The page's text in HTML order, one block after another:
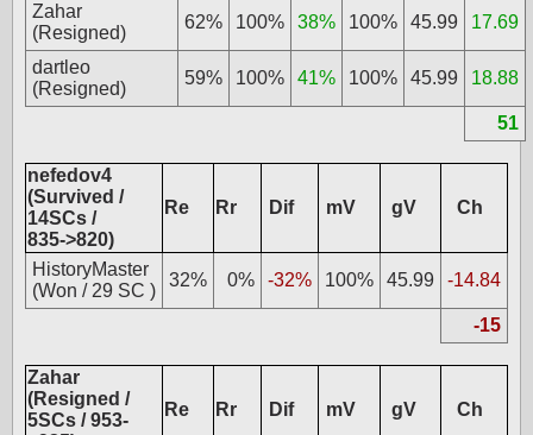
Zahar
(Resigned)
62% 100% 38% 100% 45.99 17.69
dartleo
(Resigned)
59% 100% 41% 100% 45.99 18.88
51
nefedov4
(Survived /
14SCs /
835->820)
Re Rr Dif mV gV Ch
HistoryMaster
(Won / 29 SC )
32% 0% -32% 100% 45.99 -14.84
-15
Zahar
(Resigned /
5SCs / 953-
Re Rr Dif mV gV Ch